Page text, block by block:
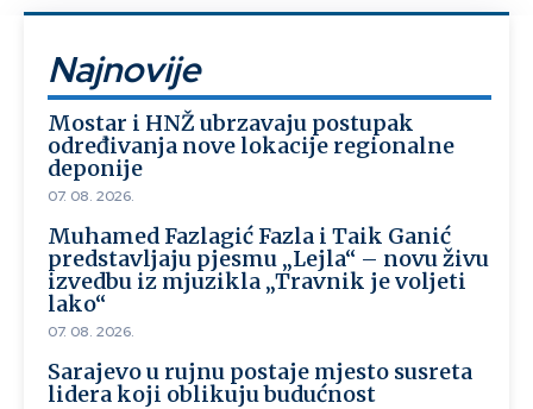
Najnovije
Mostar i HNŽ ubrzavaju postupak
određivanja nove lokacije regionalne
deponije
07. 08. 2026.
Muhamed Fazlagić Fazla i Taik Ganić
predstavljaju pjesmu „Lejla“ – novu živu
izvedbu iz mjuzikla „Travnik je voljeti
lako“
07. 08. 2026.
Sarajevo u rujnu postaje mjesto susreta
lidera koji oblikuju budućnost